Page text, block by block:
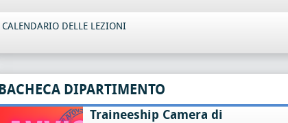
CALENDARIO DELLE LEZIONI
BACHECA DIPARTIMENTO
Traineeship Camera di